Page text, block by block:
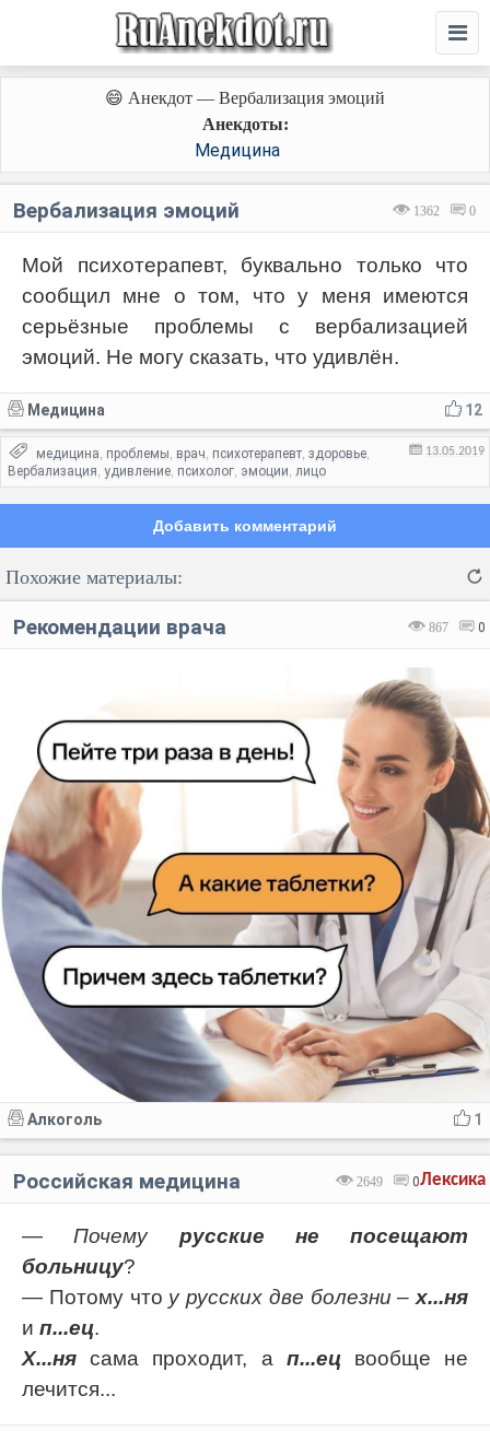
😄 Анекдот — Вербализация эмоций
Анекдоты:
Медицина
1362 0
Вербализация эмоций
Мой психотерапевт, буквально только что
сообщил мне о том, что у меня имеются
серьёзные проблемы с вербализацией
эмоций. Не могу сказать, что удивлён.
12
Медицина
13.05.2019
медицина, проблемы, врач, психотерапевт, здоровье,
Вербализация, удивление, психолог, эмоции, лицо
Добавить комментарий
Отправить
Похожие материалы:
867 0
Рекомендации врача
1
Алкоголь
Лексика
2649 0
Российская медицина
—Почему русские не посещают
больницу?
— Потому что у русских две болезни – х...ня
и п...ец.
Х...ня сама проходит, а п...ецвообще не
лечится...